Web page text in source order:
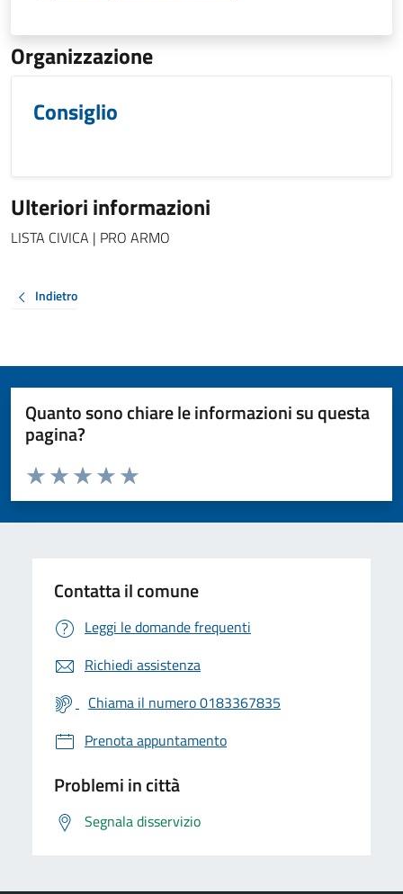
Organizzazione
Consiglio
Ulteriori informazioni
LISTA CIVICA | PRO ARMO
Indietro
Quanto sono chiare le informazioni su questa
pagina?
Valuta da 1 a 5 stelle la pagina
Valuta 5 stelle su 5
Valuta 4 stelle su 5
Valuta 3 stelle su 5
Valuta 2 stelle su 5
Valuta 1 stelle su 5
Contatta il comune
Leggi le domande frequenti
Richiedi assistenza
Chiama il numero 0183367835
Prenota appuntamento
Problemi in città
Segnala disservizio